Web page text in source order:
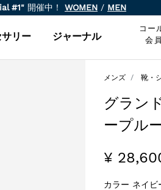
#1" 開催中！ WOMEN / MEN
リー ジャーナル
コー
会
メンズ 靴・
グラン
ープル
¥
カラー ネイビ